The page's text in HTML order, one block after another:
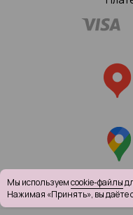
Мы используемcookie-файлы
Нажимая «Принять», вы даёте